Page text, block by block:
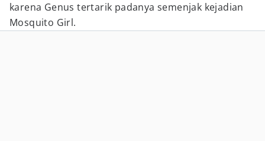
karena Genus tertarik padanya semenjak kejadian
Mosquito Girl.